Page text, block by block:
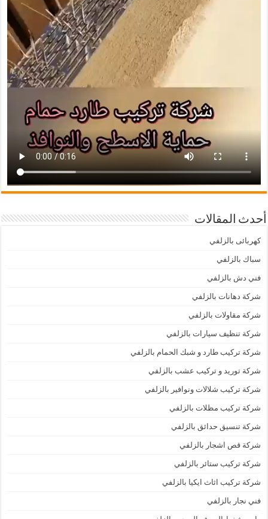
أحدث المقالات
كهربائى بالزلفي
سباك بالزلفي
فني دش بالزلفي
شركة دهانات بالزلفي
شركة مقاولات بالزلفي
شركة تنظيف سيارات بالزلفي
شركة تركيب طارد و شبك الحمام بالزلفي
شركة توريد و تركيب عشب بالزلفي
شركة تركيب شلالات ونوافير بالزلفي
شركة تركيب مظلات بالزلفي
شركة تنسيق حدائق بالزلفي
شركة قص اشجار بالزلفي
شركة تركيب ستائر بالزلفي
شركة تركيب اثاث ايكيا بالزلفي
فني نجار بالزلفي